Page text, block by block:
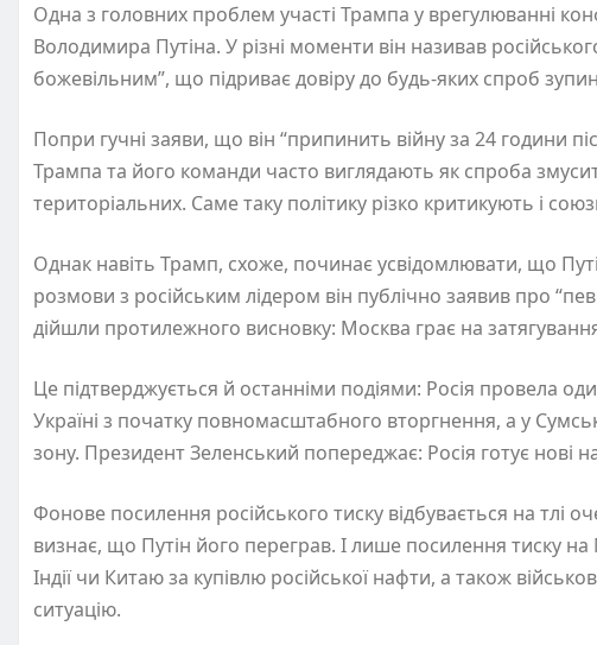
Одна з головних проблем участі Трампа у врегулюванні
Володимира Путіна. У різні моменти він називав
божевільним”, що підриває довіру до будь-яких спроб
Попри гучні заяви, що він “припинить війну за 24 години
Трампа та його команди часто виглядають як спроба
територіальних. Саме таку політику різко критикують і
Однак навіть Трамп, схоже, починає усвідомлювати, що
розмови з російським лідером він публічно заявив про
дійшли протилежного висновку: Москва грає на
Це підтверджується й останніми подіями: Росія провела
Україні з початку повномасштабного вторгнення, а у
зону. Президент Зеленський попереджає: Росія готує нові
Фонове посилення російського тиску відбувається на тлі
визнає, що Путін його переграв. І лише посилення тиску
Індії чи Китаю за купівлю російської нафти, а також
ситуацію.